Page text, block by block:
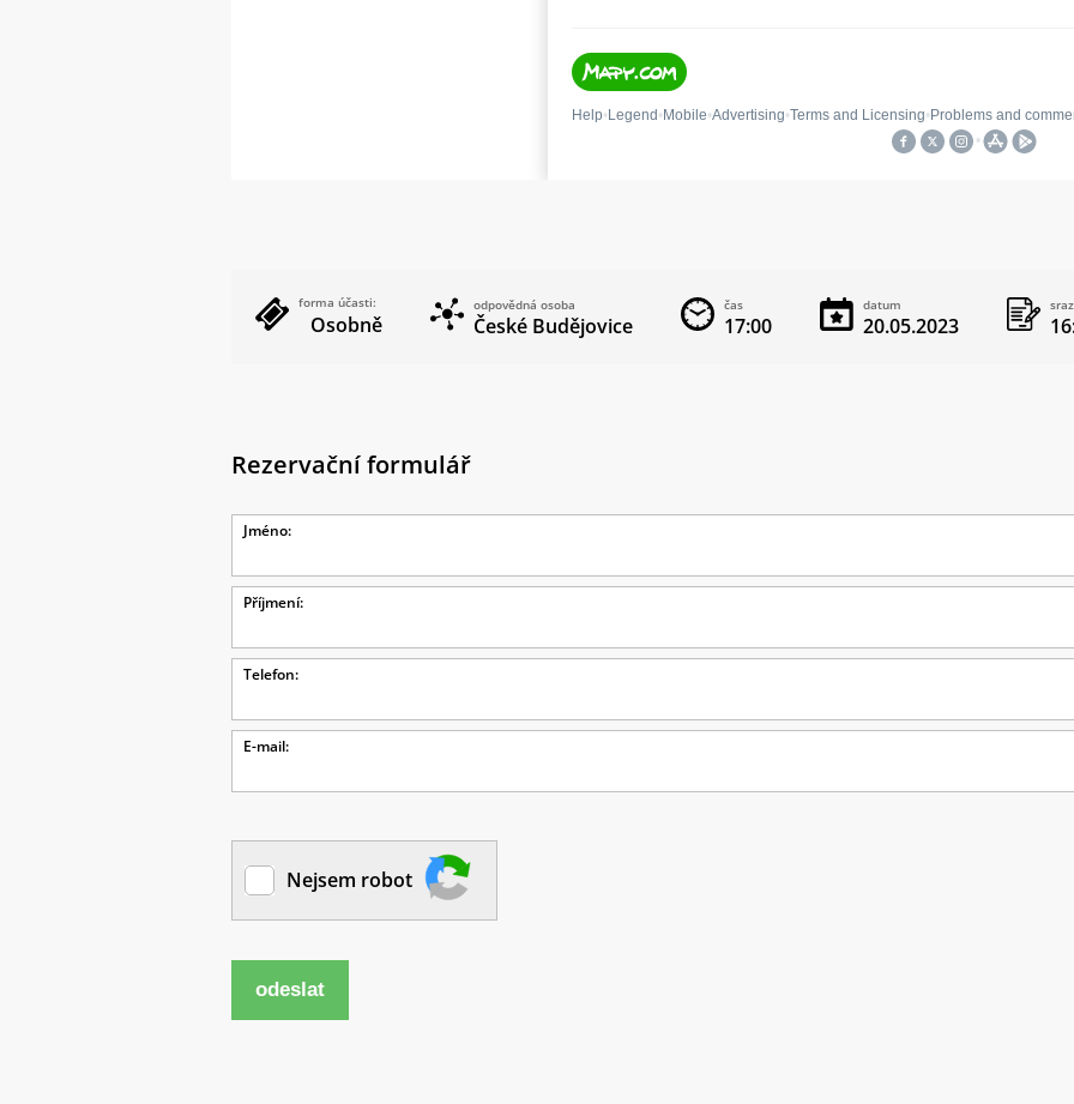
forma účasti:
Osobně
odpovědná osoba
České Budějovice
čas
17:00
datum
20.05.2023
sraz
Rezervační formulář
Jméno:
Příjmení:
Telefon:
E-mail:
Nejsem robot
odeslat